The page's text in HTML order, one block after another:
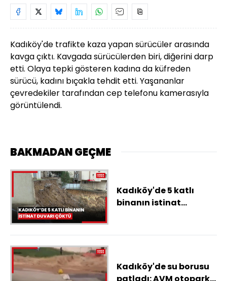
Kadıköy'de trafikte kaza yapan sürücüler arasında
kavga çıktı. Kavgada sürücülerden biri, diğerini darp
etti. Olaya tepki gösteren kadına da küfreden
sürücü, kadını bıçakla tehdit etti. Yaşananlar
çevredekiler tarafından cep telefonu kamerasıyla
görüntülendi.
BAKMADAN GEÇME
Kadıköy'de 5 katlı
binanın istinat
Kadıköy'de su borusu